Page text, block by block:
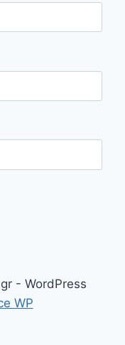
- WordPress
WP